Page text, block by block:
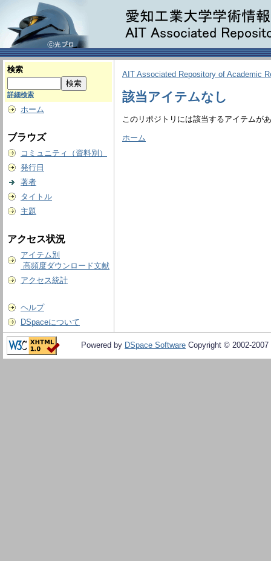
検索
詳細検索
ホーム
ブラウズ
コミュニティ（資料別）
発行日
著者
タイトル
主題
アクセス状況
アイテム別
高頻度ダウンロード文献
アクセス統計
ヘルプ
DSpaceについて
AIT Associated Repository of Academic
該当アイテムなし
このリポジトリには該当するアイテムが
ホーム
Powered by DSpace Software Copyright © 2002-2007